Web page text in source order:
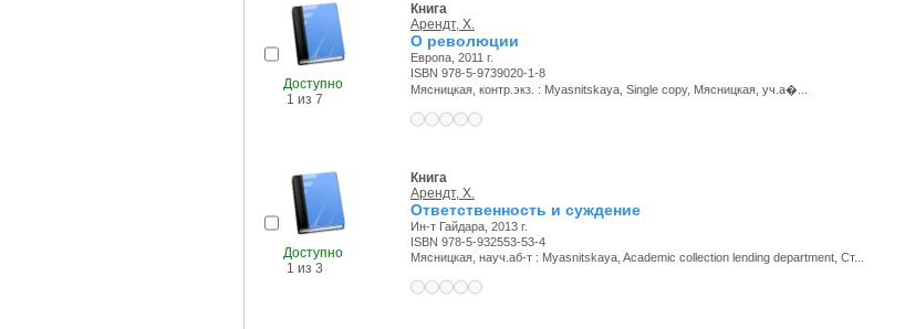
Доступно
1 из 7
Книга
Арендт, Х.
О революции
Европа, 2011 г.
ISBN 978-5-9739020-1-8
Мясницкая, контр.экз. : Myasnitskaya, Single copy, Мясницкая, уч.а�...
Доступно
1 из 3
Книга
Арендт, Х.
Ответственность и суждение
Ин-т Гайдара, 2013 г.
ISBN 978-5-932553-53-4
Мясницкая, науч.аб-т : Myasnitskaya, Academic collection lending department, Ст...